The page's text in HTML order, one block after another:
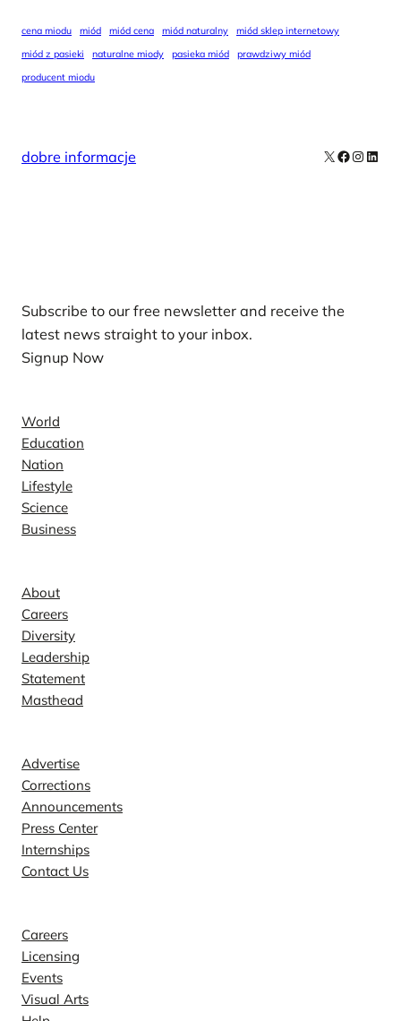
cena miodu miód miód cena miód naturalny
miód sklep internetowy
miód z pasieki
naturalne miody pasieka miód
prawdziwy miód
producent miodu
dobre informacje X Facebook
Subscribe to our free newsletter and receive the
latest news straight to your inbox.
Signup Now
World
Education
Nation
Lifestyle
Science
Business
About
Careers
Diversity
Leadership
Statement
Masthead
Advertise
Corrections
Announcements
Press Center
Internships
Contact Us
Careers
Licensing
Events
Visual Arts